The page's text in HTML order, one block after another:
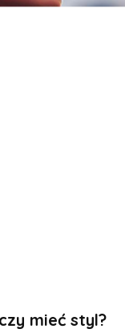
mieć styl?